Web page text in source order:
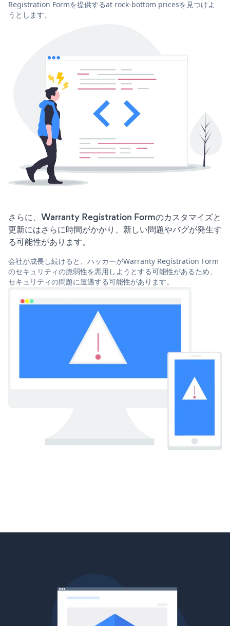
Registration Formを提供するat rock-bottom pricesを見つけよ
うとします。
さらに、Warranty Registration Formのカスタマイズと
更新にはさらに時間がかかり、新しい問題やバグが発生す
る可能性があります。
会社が成長し続けると、ハッカーがWarranty Registration Form
のセキュリティの脆弱性を悪用しようとする可能性があるため、
セキュリティの問題に遭遇する可能性があります。